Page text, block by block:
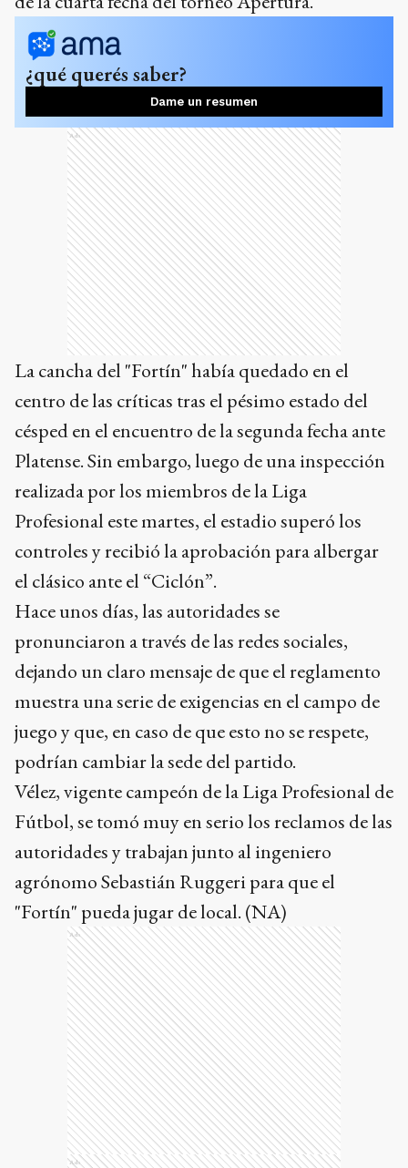
¿qué querés saber?
Dame un resumen
Ads
La cancha del "Fortín" había quedado en el
centro de las críticas tras el pésimo estado del
césped en el encuentro de la segunda fecha ante
Platense. Sin embargo, luego de una inspección
realizada por los miembros de la Liga
Profesional este martes, el estadio superó los
controles y recibió la aprobación para albergar
el clásico ante el “Ciclón”.
Hace unos días, las autoridades se
pronunciaron a través de las redes sociales,
dejando un claro mensaje de que el reglamento
muestra una serie de exigencias en el campo de
juego y que, en caso de que esto no se respete,
podrían cambiar la sede del partido.
Vélez, vigente campeón de la Liga Profesional de
Fútbol, se tomó muy en serio los reclamos de las
autoridades y trabajan junto al ingeniero
agrónomo Sebastián Ruggeri para que el
"Fortín" pueda jugar de local. (NA)
Ads
Ads